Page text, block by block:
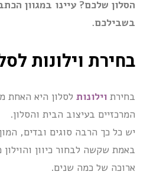
הסלון שלכם? עיינו במגוון
בשבילכם.
בחירת וילונות
בחירת וילונות לסלון היא האחת
המרכזיים בעיצוב הבית והסלון.
יש כל כך הרבה סוגים ובדים, המון
באמת שקשה לבחור כיוון
ארוכה של כמה שנים.